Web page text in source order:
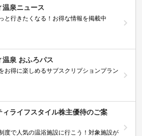
温泉ニュース
と行きたくなる！お得な情報を掲載中
温泉 おふろパス
お得に楽しめるサブスクリプションプラン
ィライフスタイル株主優待のご案
度で人気の温浴施設に行こう！対象施設が